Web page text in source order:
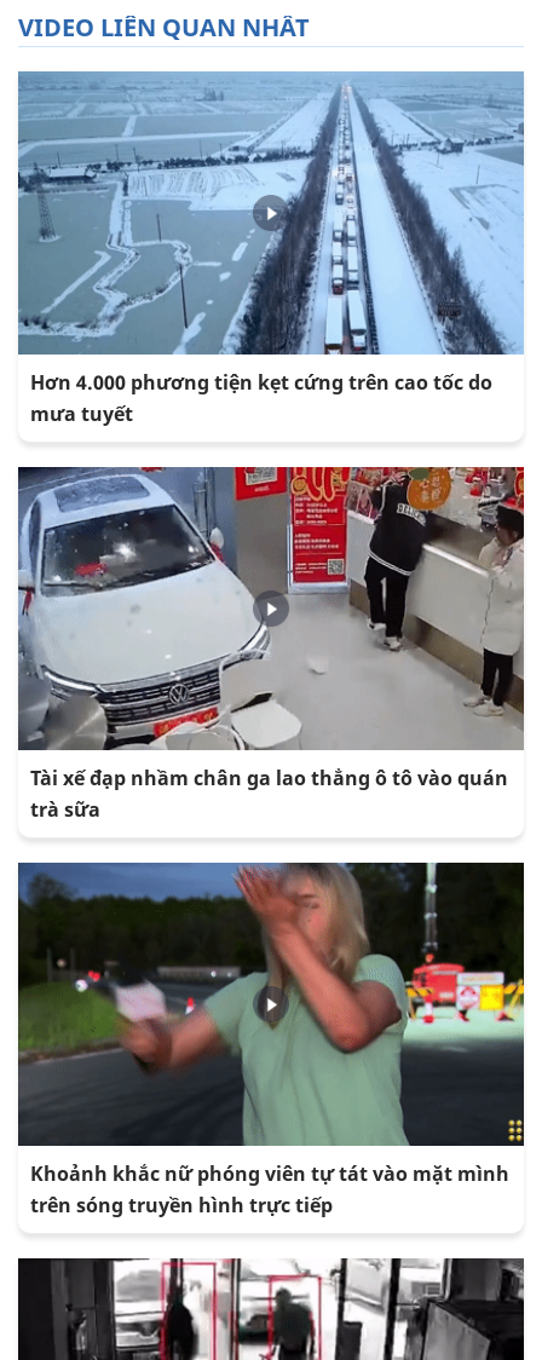
VIDEO LIÊN QUAN NHẤT
Hơn 4.000 phương tiện kẹt cứng trên cao tốc do
mưa tuyết
Tài xế đạp nhầm chân ga lao thẳng ô tô vào quán
trà sữa
Khoảnh khắc nữ phóng viên tự tát vào mặt mình
trên sóng truyền hình trực tiếp